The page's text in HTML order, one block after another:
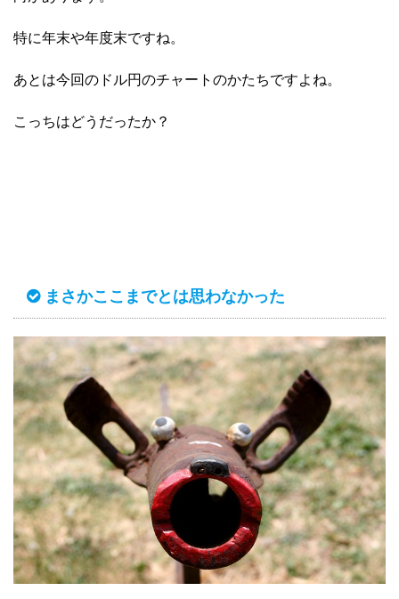
特に年末や年度末ですね。
あとは今回のドル円のチャートのかたちですよね。
こっちはどうだったか？
まさかここまでとは思わなかった